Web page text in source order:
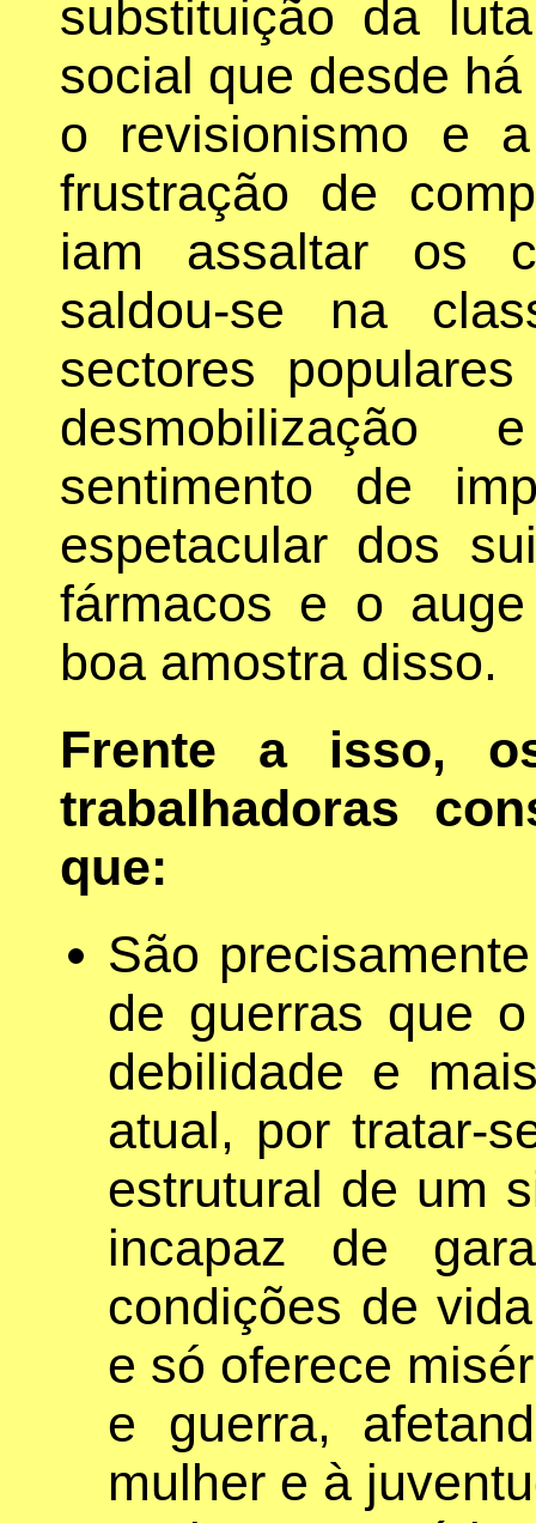
substituição da
social que desde
o revisionismo e
frustração de
iam assaltar os
saldou-se na
sectores
sentimento de
espetacular dos
fármacos e o
boa amostra disso.
Frente a isso,
trabalhadoras
que:
São
de guerras que
debilidade e
atual, por tratar-
estrutural de um
incapaz de
condições de
e só oferece
e guerra,
mulher e à